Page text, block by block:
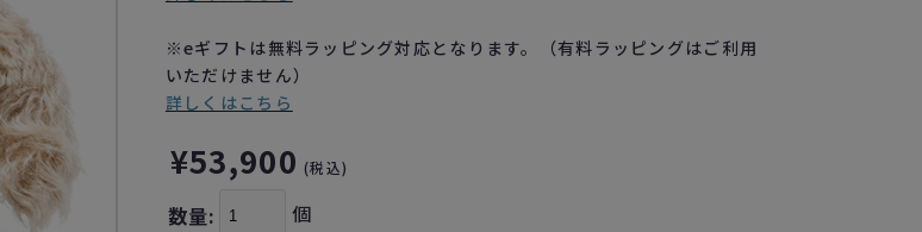
※eギフトは無料ラッピング対応となります。（有料ラッピングはご利用
いただけません）
詳しくはこちら
¥53,900 (税込)
数量:
個